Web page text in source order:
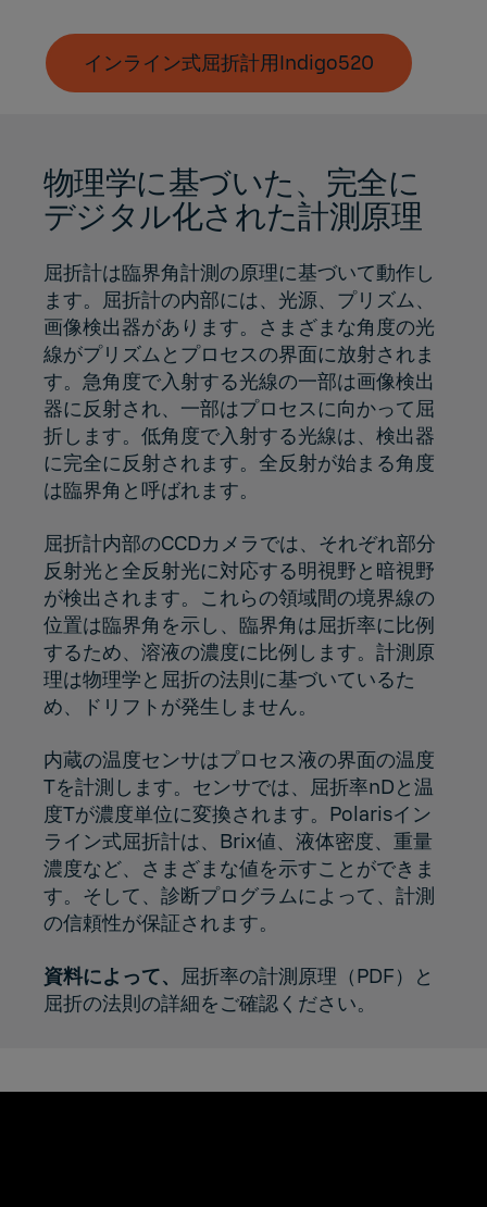
インライン式屈折計用Indigo520
物理学に基づいた、完全に
デジタル化された計測原理
屈折計は臨界角計測の原理に基づいて動作し
ます。屈折計の内部には、光源、プリズム、
画像検出器があります。さまざまな角度の光
線がプリズムとプロセスの界面に放射されま
す。急角度で入射する光線の一部は画像検出
器に反射され、一部はプロセスに向かって屈
折します。低角度で入射する光線は、検出器
に完全に反射されます。全反射が始まる角度
は臨界角と呼ばれます。
屈折計内部のCCDカメラでは、それぞれ部分
反射光と全反射光に対応する明視野と暗視野
が検出されます。これらの領域間の境界線の
位置は臨界角を示し、臨界角は屈折率に比例
するため、溶液の濃度に比例します。計測原
理は物理学と屈折の法則に基づいているた
め、ドリフトが発生しません。
内蔵の温度センサはプロセス液の界面の温度
Tを計測します。センサでは、屈折率nDと温
度Tが濃度単位に変換されます。Polarisイン
ライン式屈折計は、Brix値、液体密度、重量
濃度など、さまざまな値を示すことができま
す。そして、診断プログラムによって、計測
の信頼性が保証されます。
資料によって、 屈折率の計測原理 （PDF）と
屈折の法則の詳細をご確認ください。